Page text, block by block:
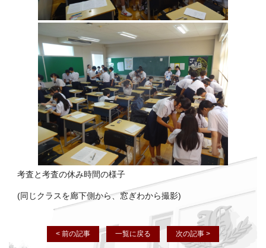
考査と考査の休み時間の様子
(同じクラスを廊下側から、窓ぎわから撮影)
< 前の記事 一覧に戻る 次の記事 >